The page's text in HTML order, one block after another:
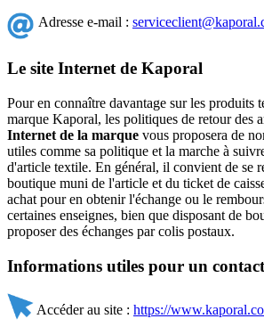
Adresse e-mail :
Le site Internet de Kaporal
Pour en connaître davantage sur les produits
marque Kaporal, les politiques de retour des
Internet de la marque vous proposera de
utiles comme sa politique et la marche à
d'article textile. En général, il convient de se
boutique muni de l'article et du ticket de
achat pour en obtenir l'échange ou le
certaines enseignes, bien que disposant de
proposer des échanges par colis postaux.
Informations utiles pour un
Accéder au site : https://